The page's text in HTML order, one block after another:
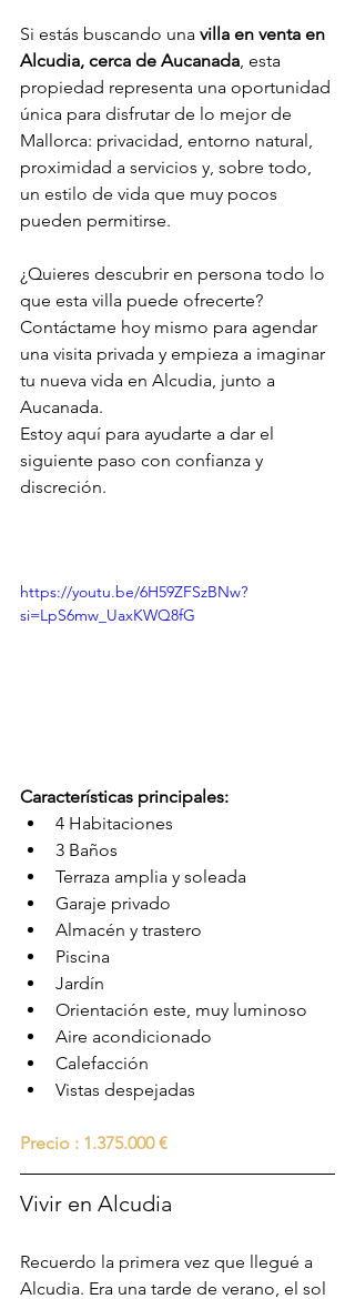
Si estás buscando una villa en venta en
Alcudia, cerca de Aucanada , esta
propiedad representa una oportunidad
única para disfrutar de lo mejor de
Mallorca: privacidad, entorno natural,
proximidad a servicios y, sobre todo,
un estilo de vida que muy pocos
pueden permitirse.
¿Quieres descubrir en persona todo lo
que esta villa puede ofrecerte?
Contáctame hoy mismo para agendar
una visita privada y empieza a imaginar
tu nueva vida en Alcudia, junto a
Aucanada.
Estoy aquí para ayudarte a dar el
siguiente paso con confianza y
discreción.
https://youtu.be/6H59ZFSzBNw?
si=LpS6mw_UaxKWQ8fG
Características principales:
4 Habitaciones
3 Baños
Terraza amplia y soleada
Garaje privado
Almacén y trastero
Piscina
Jardín
Orientación este, muy luminoso
Aire acondicionado
Calefacción
Vistas despejadas
Precio : 1.375.000 €
Vivir en Alcudia
Recuerdo la primera vez que llegué a
Alcudia. Era una tarde de verano, el sol